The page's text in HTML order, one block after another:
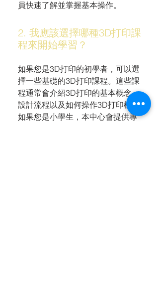
員快速了解並掌握基本操作。
2. 我應該選擇哪種3D打印課
程來開始學習？
如果您是3D打印的初學者，可以選
擇一些基礎的3D打印課程。這些課
程通常會介紹3D打印的基本概念、
設計流程以及如何操作3D打印機。
如果您是小學生，本中心會提供專